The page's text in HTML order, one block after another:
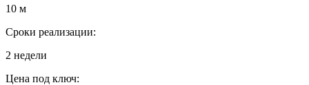
10 м
Сроки реализации:
2 недели
Цена под ключ: